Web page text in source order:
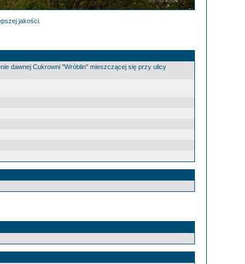
jakości.
dawnej Cukrowni "Wróblin" mieszczącej się przy ulicy